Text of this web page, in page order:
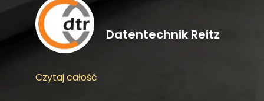
Datentechnik Reitz
Czytaj całość